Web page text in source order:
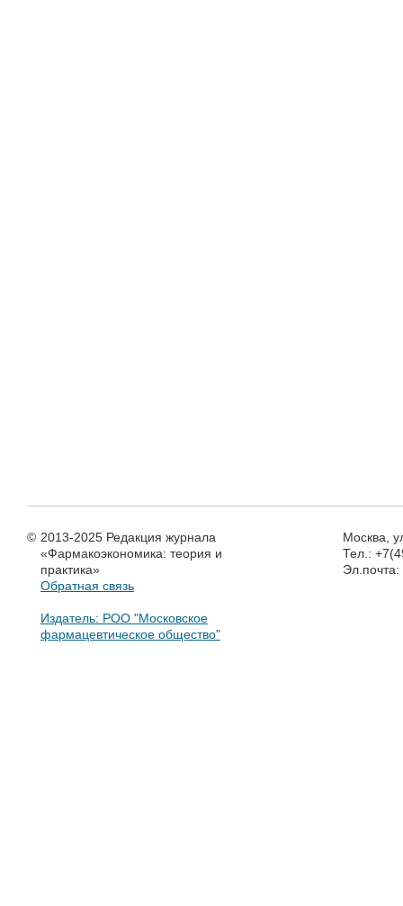
© 2013-2025 Редакция журнала
«Фармакоэкономика: теория и
практика»
Обратная связь
Издатель: РОО "Московское
фармацевтическое общество"
Москва,
Тел.:
Эл.почта: